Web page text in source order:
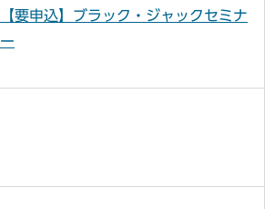
【要申込】ブラック・ジャックセミナ
ー